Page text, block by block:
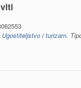
Ugostiteljstvo i turizam.